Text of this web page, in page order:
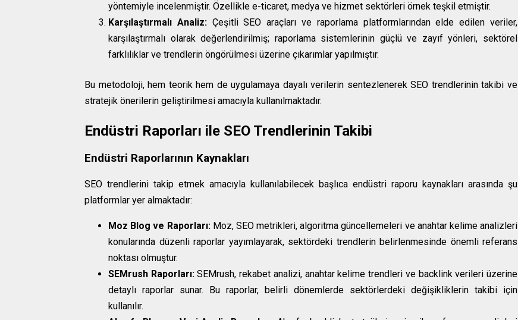
yöntemiyle incelenmiştir. Özellikle e-ticaret, medya ve hizmet sektörleri örnek teşkil etmiştir.
Karşılaştırmalı Analiz:Çeşitli SEO araçları ve raporlama platformlarından elde edilen veriler,
karşılaştırmalı olarak değerlendirilmiş; raporlama sistemlerinin güçlü ve zayıf yönleri, sektörel
farklılıklar ve trendlerin öngörülmesi üzerine çıkarımlar yapılmıştır.
Bu metodoloji, hem teorik hem de uygulamaya dayalı verilerin sentezlenerek SEO trendlerinin takibi ve
stratejik önerilerin geliştirilmesi amacıyla kullanılmaktadır.
Endüstri Raporları ile SEO Trendlerinin Takibi
Endüstri Raporlarının Kaynakları
SEO trendlerini takip etmek amacıyla kullanılabilecek başlıca endüstri raporu kaynakları arasında şu
platformlar yer almaktadır:
Moz Blog ve Raporları:Moz, SEO metrikleri, algoritma güncellemeleri ve anahtar kelime analizleri
konularında düzenli raporlar yayımlayarak, sektördeki trendlerin belirlenmesinde önemli referans
noktası olmuştur.
SEMrush Raporları:SEMrush, rekabet analizi, anahtar kelime trendleri ve backlink verileri üzerine
detaylı raporlar sunar. Bu raporlar, belirli dönemlerde sektörlerdeki değişikliklerin takibi için
kullanılır.